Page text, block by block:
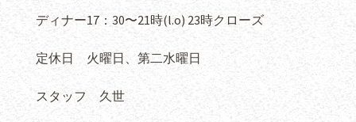
ディナー17：30〜21時(l.o) 23時クローズ
定休日 火曜日、第二水曜日
スタッフ 久世